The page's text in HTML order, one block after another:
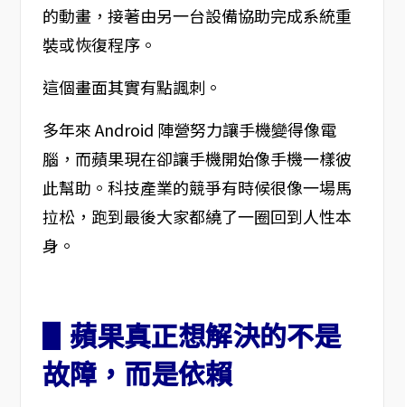
的動畫，接著由另一台設備協助完成系統重
裝或恢復程序。
這個畫面其實有點諷刺。
多年來 Android 陣營努力讓手機變得像電
腦，而蘋果現在卻讓手機開始像手機一樣彼
此幫助。科技產業的競爭有時候很像一場馬
拉松，跑到最後大家都繞了一圈回到人性本
身。
▋蘋果真正想解決的不是
故障，而是依賴